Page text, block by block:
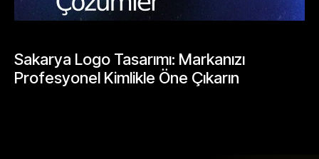
Sakarya Logo Tasarımı: Markanızı
Profesyonel Kimlikle Öne Çıkarın